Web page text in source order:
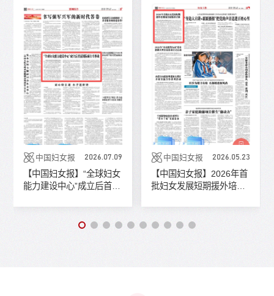
中国妇女报 2026.07.09
【中国妇女报】“全球妇女
能力建设中心”成立后首届
中国妇女报 2026.05.23
【中国妇女报】2026年首
批妇女发展短期援外培训